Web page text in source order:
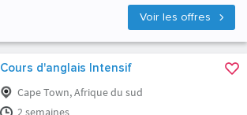
Voir les offres
Cours d'anglais Intensif
Cape Town, Afrique du sud
2 semaines